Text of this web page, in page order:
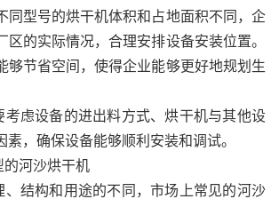
同型号的烘干机体积和占地面积不同，企
区的实际情况，合理安排设备安装位置。
够节省空间，使得企业能够更好地规划生
考虑设备的进出料方式、烘干机与其他设
素，确保设备能够顺利安装和调试。
的河沙烘干机
、结构和用途的不同，市场上常见的河沙